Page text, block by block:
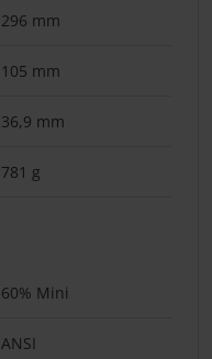
296 mm
105 mm
36,9 mm
781 g
60% Mini
ANSI